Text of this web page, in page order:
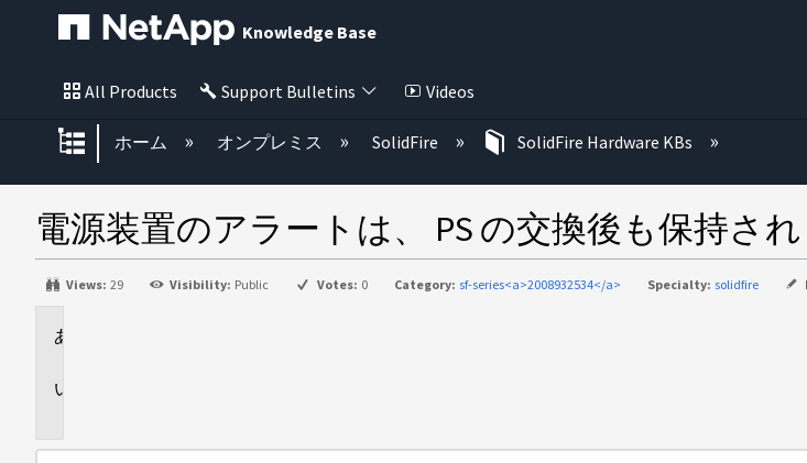
Knowledge Base
All Products Support Bulletins Videos
グローバル階層を展開/折りたたむ
ホーム オンプレミス SolidFire SolidFire Hardware KBs
電源装置のアラートは、 PS の交換後も保持さ
Views: 29 Visibility: Public Votes: 0 Category: sf-series<a>2008932534</a> Specialty: solidfire